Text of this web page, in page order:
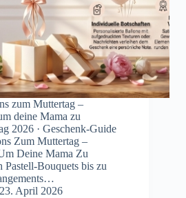
zum Muttertag –
deine Mama zu
2026 · Geschenk-Guide
Zum Muttertag –
Deine Mama Zu
Pastell-Bouquets bis zu
23. April 2026